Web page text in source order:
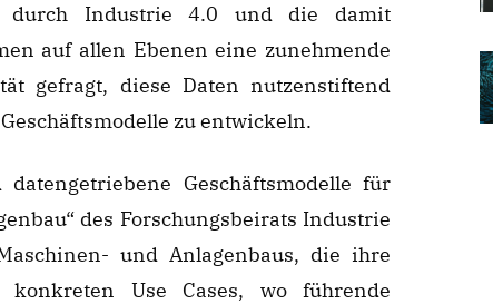
durch Industrie 4.0 und die damit
auf allen Ebenen eine zunehmende
gefragt, diese Daten nutzenstiftend
zu entwickeln.
Geschäftsmodelle für
des Forschungsbeirats Industrie
und Anlagenbaus, die ihre
Use Cases, wo führende